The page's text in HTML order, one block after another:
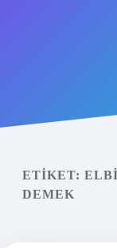
Yasal Uyarı
ETIKET:
DEMEK